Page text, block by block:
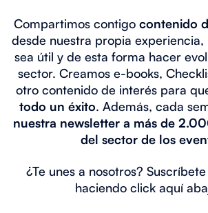
Compartimos contigo contenido
desde nuestra propia experiencia,
sea útil y de esta forma hacer
sector. Creamos e-books,
otro contenido de interés para
todo un éxito. Además, cada
nuestra newsletter a más de
del sector de los
¿Te unes a nosotros?
haciendo click aquí